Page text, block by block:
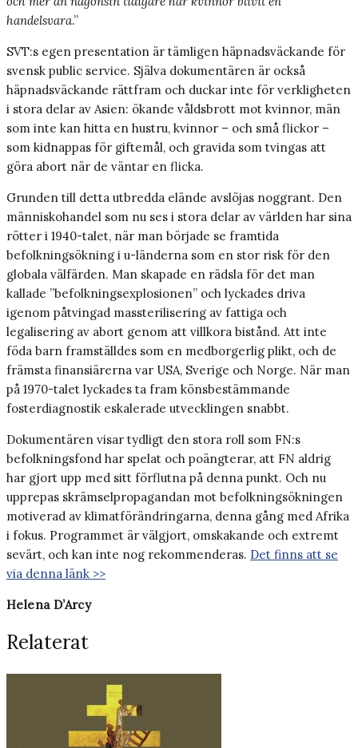
handelsvara.”
SVT:s egen presentation är tämligen häpnadsväckande för
svensk public service. Själva dokumentären är också
häpnadsväckande rättfram och duckar inte för verkligheten
i stora delar av Asien: ökande våldsbrott mot kvinnor, män
som inte kan hitta en hustru, kvinnor – och små flickor –
som kidnappas för giftemål, och gravida som tvingas att
göra abort när de väntar en flicka.
Grunden till detta utbredda elände avslöjas noggrant. Den
människohandel som nu ses i stora delar av världen har sina
rötter i 1940-talet, när man började se framtida
befolkningsökning i u-länderna som en stor risk för den
globala välfärden. Man skapade en rädsla för det man
kallade ”befolkningsexplosionen” och lyckades driva
igenom påtvingad massterilisering av fattiga och
legalisering av abort genom att villkora bistånd. Att inte
föda barn framställdes som en medborgerlig plikt, och de
främsta finansiärerna var USA, Sverige och Norge. När man
på 1970-talet lyckades ta fram könsbestämmande
fosterdiagnostik eskalerade utvecklingen snabbt.
Dokumentären visar tydligt den stora roll som FN:s
befolkningsfond har spelat och poängterar, att FN aldrig
har gjort upp med sitt förflutna på denna punkt. Och nu
upprepas skrämselpropagandan mot befolkningsökningen
motiverad av klimatförändringarna, denna gång med Afrika
i fokus. Programmet är välgjort, omskakande och extremt
sevärt, och kan inte nog rekommenderas. Det finns att se
via denna länk >>
Helena D’Arcy
Relaterat